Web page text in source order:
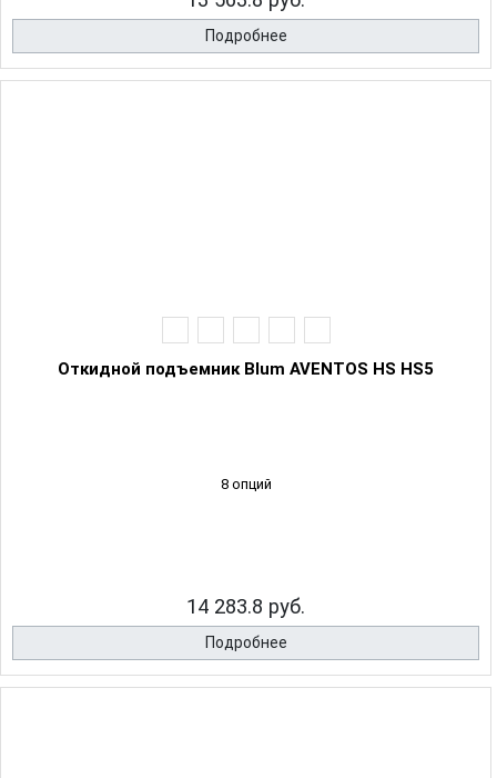
Подробнее
Откидной подъемник Blum AVENTOS HS HS5
8 опций
14 283.8 руб.
Подробнее